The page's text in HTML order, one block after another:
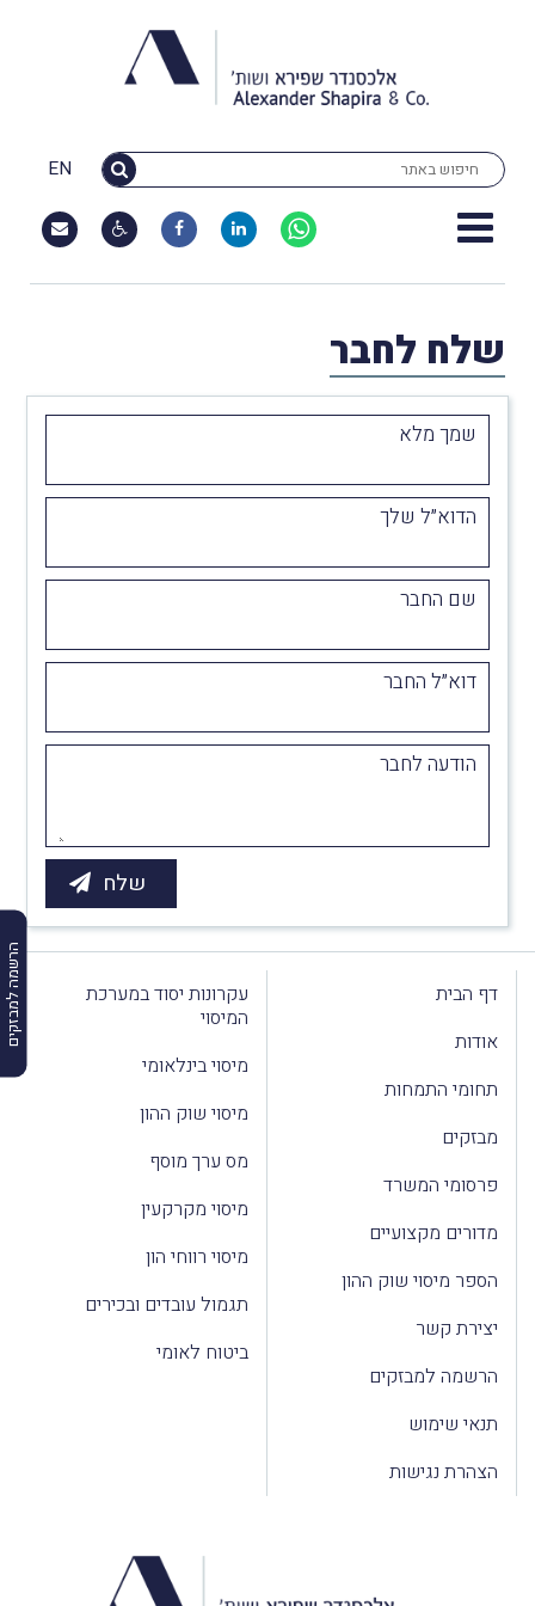
EN
הרשמה למבזקים
שלח לחבר
שמך מלא
הדוא״ל שלך
שם החבר
דוא״ל החבר
הודעה לחבר
דף הבית
אודות
תחומי התמחות
מבזקים
פרסומי המשרד
מדורים מקצועיים
הספר מיסוי שוק ההון
יצירת קשר
הרשמה למבזקים
תנאי שימוש
הצהרת נגישות
עקרונות יסוד במערכת
המיסוי
מיסוי בינלאומי
מיסוי שוק ההון
מס ערך מוסף
מיסוי מקרקעין
מיסוי רווחי הון
תגמול עובדים ובכירים
ביטוח לאומי